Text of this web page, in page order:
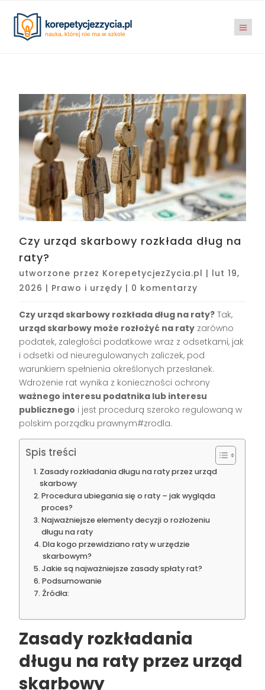
Czy urząd skarbowy rozkłada dług na
raty?
utworzone przez KorepetycjezZycia.pl | lut 19,
2026 | Prawo i urzędy | 0 komentarzy
Czy urząd skarbowy rozkłada dług na raty? Tak,
urząd skarbowy może rozłożyć na raty zarówno
podatek, zaległości podatkowe wraz z odsetkami, jak
i odsetki od nieuregulowanych zaliczek, pod
warunkiem spełnienia określonych przesłanek.
Wdrożenie rat wynika z konieczności ochrony
ważnego interesu podatnika lub interesu
publicznego i jest procedurą szeroko regulowaną w
polskim porządku prawnym#zrodla.
Spis treści
Zasady rozkładania długu na raty przez urząd
skarbowy
Procedura ubiegania się o raty – jak wygląda
proces?
Najważniejsze elementy decyzji o rozłożeniu
długu na raty
Dla kogo przewidziano raty w urzędzie
skarbowym?
Jakie są najważniejsze zasady spłaty rat?
Podsumowanie
Źródła:
Zasady rozkładania
długu na raty przez urząd
skarbowy